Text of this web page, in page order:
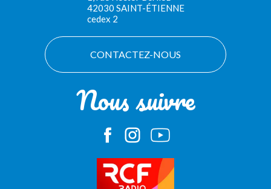
42030 SAINT-ÉTIENNE
cedex 2
Nous suivre
CONTACTEZ-NOUS